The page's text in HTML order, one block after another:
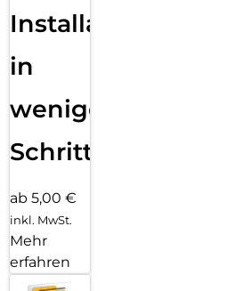
Installation
in
wenigen
Schritten
ab 5,00 €
inkl. MwSt.
Mehr
erfahren